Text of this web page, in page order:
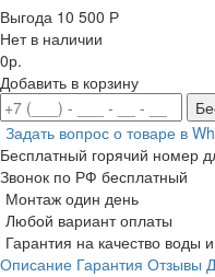
Выгода 10 500 Р
Нет в наличии
0р.
Добавить в корзину
Задать вопрос о товаре в
Бесплатный горячий номер
Звонок по РФ бесплатный
Монтаж один день
Любой вариант оплаты
Гарантия на качество воды
Описание Гарантия Отзывы